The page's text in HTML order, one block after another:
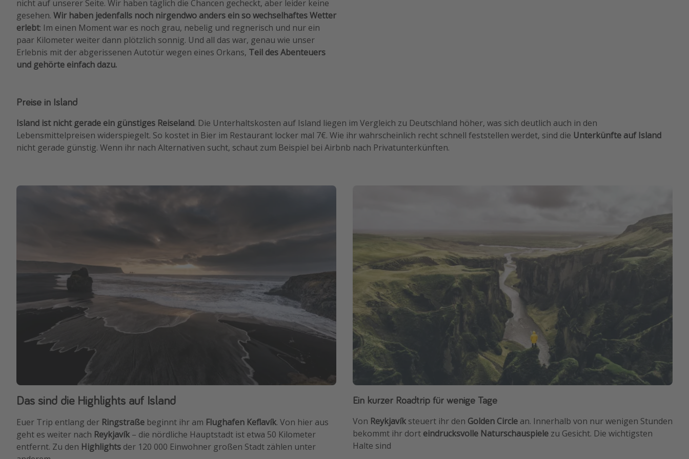
nicht auf unserer Seite. Wir haben täglich die Chancen gecheckt, aber leider keine
gesehen. Wir haben jedenfalls noch nirgendwo anders ein so wechselhaftes Wetter
erlebt: Im einen Moment war es noch grau, nebelig und regnerisch und nur ein
paar Kilometer weiter dann plötzlich sonnig. Und all das war, genau wie unser
Erlebnis mit der abgerissenen Autotür wegen eines Orkans, Teil des Abenteuers
und gehörte einfach dazu.
Preise in Island
Island ist nicht gerade ein günstiges Reiseland. Die Unterhaltskosten auf Island liegen im Vergleich zu Deutschland höher, was sich deutlich auch in den
Lebensmittelpreisen widerspiegelt. So kostet in Bier im Restaurant locker mal 7€. Wie ihr wahrscheinlich recht schnell feststellen werdet, sind die Unterkünfte auf Island
nicht gerade günstig. Wenn ihr nach Alternativen sucht, schaut zum Beispiel bei Airbnb nach Privatunterkünften.
Das sind die Highlights auf Island
Euer Trip entlang der Ringstraße beginnt ihr am Flughafen Keflavík. Von hier aus
geht es weiter nach Reykjavík – die nördliche Hauptstadt ist etwa 50 Kilometer
entfernt. Zu den Highlights der 120 000 Einwohner großen Stadt zählen unter
Ein kurzer Roadtrip für wenige Tage
Von Reykjavík steuert ihr den Golden Circle an. Innerhalb von nur wenigen Stunden
bekommt ihr dort eindrucksvolle Naturschauspiele zu Gesicht. Die wichtigsten
Halte sind